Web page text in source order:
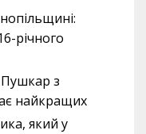
річного
з
найкращих
який у